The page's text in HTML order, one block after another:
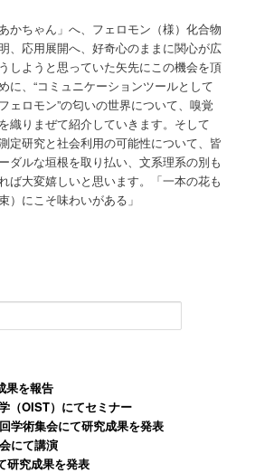
かちゃん」へ、フェロモン（様）化合物
、応用展開へ、好奇心のままに関心が広
しようと思っていた矢先にこの機会を頂
に、“コミュニケーションツールとして
ェロモン”の匂いの世界について、嗅覚
織りまぜて紹介していきます。そして
定研究と社会利用の可能性について、皆
ダルな垣根を取り払い、文系理系の別も
ば大変嬉しいと思います。「一本の花も
）にこそ味わいがある」
果を報告
（OIST）にてセミナー
学術集会にて研究成果を発表
にて講演
研究成果を発表